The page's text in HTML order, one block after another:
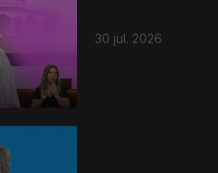
30 jul. 2026